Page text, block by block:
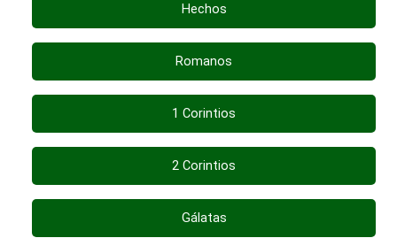
Hechos
Romanos
1 Corintios
2 Corintios
Gálatas